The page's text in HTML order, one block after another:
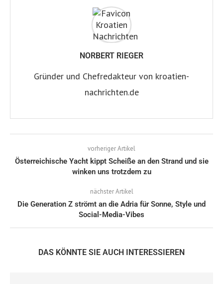
NORBERT RIEGER
Gründer und Chefredakteur von kroatien-
nachrichten.de
vorheriger Artikel
Österreichische Yacht kippt Scheiße an den Strand und sie
winken uns trotzdem zu
nächster Artikel
Die Generation Z strömt an die Adria für Sonne, Style und
Social-Media-Vibes
DAS KÖNNTE SIE AUCH INTERESSIEREN